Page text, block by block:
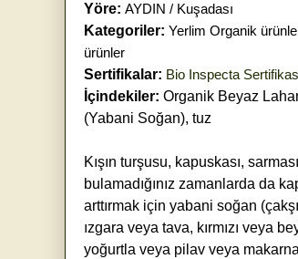
Yöre: AYDIN / Kuşadası
Kategoriler: Yerlim Organik
ürünler
Sertifikalar: Bio Inspecta
İçindekiler: Organik Beyaz
(Yabani Soğan), tuz
Kışın turşusu, kapuskası,
bulamadığınız zamanlarda da
arttırmak için yabani soğan
ızgara veya tava, kırmızı veya
yoğurtla veya pilav veya